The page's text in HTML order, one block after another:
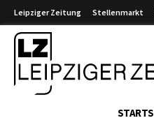
Leipziger Zeitung Stellenmarkt